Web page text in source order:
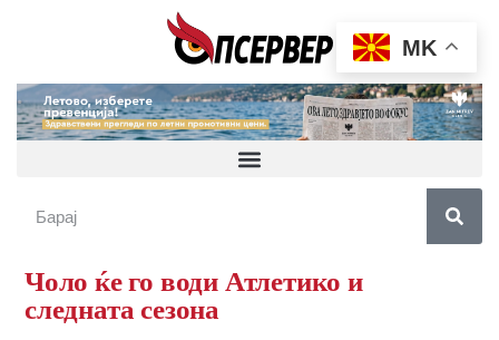
Чоло ќе го води Атлетико и
следната сезона
MK